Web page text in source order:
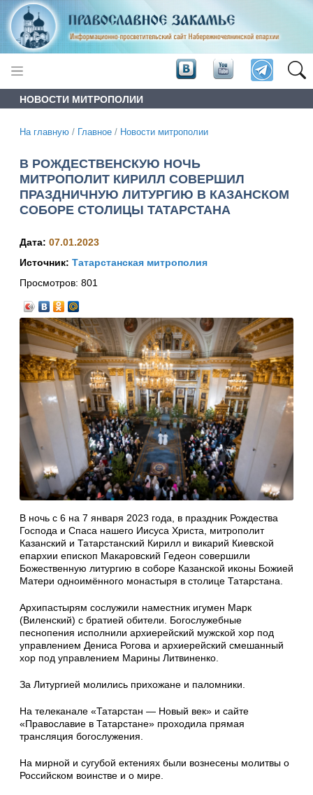
НОВОСТИ МИТРОПОЛИИ
На главную / Главное / Новости митрополии
В РОЖДЕСТВЕНСКУЮ НОЧЬ
МИТРОПОЛИТ КИРИЛЛ СОВЕРШИЛ
ПРАЗДНИЧНУЮ ЛИТУРГИЮ В КАЗАНСКОМ
СОБОРЕ СТОЛИЦЫ ТАТАРСТАНА
Дата: 07.01.2023
Источник: Татарстанская митрополия
Просмотров: 801
В ночь с 6 на 7 января 2023 года, в праздник Рождества
Господа и Спаса нашего Иисуса Христа, митрополит
Казанский и Татарстанский Кирилл и викарий Киевской
епархии епископ Макаровский Гедеон совершили
Божественную литургию в соборе Казанской иконы Божией
Матери одноимённого монастыря в столице Татарстана.
Архипастырям сослужили наместник игумен Марк
(Виленский) с братией обители. Богослужебные
песнопения исполнили архиерейский мужской хор под
управлением Дениса Рогова и архиерейский смешанный
хор под управлением Марины Литвиненко.
За Литургией молились прихожане и паломники.
На телеканале «Татарстан — Новый век» и сайте
«Православие в Татарстане» проходила прямая
трансляция богослужения.
На мирной и сугубой ектениях были вознесены молитвы о
Российском воинстве и о мире.